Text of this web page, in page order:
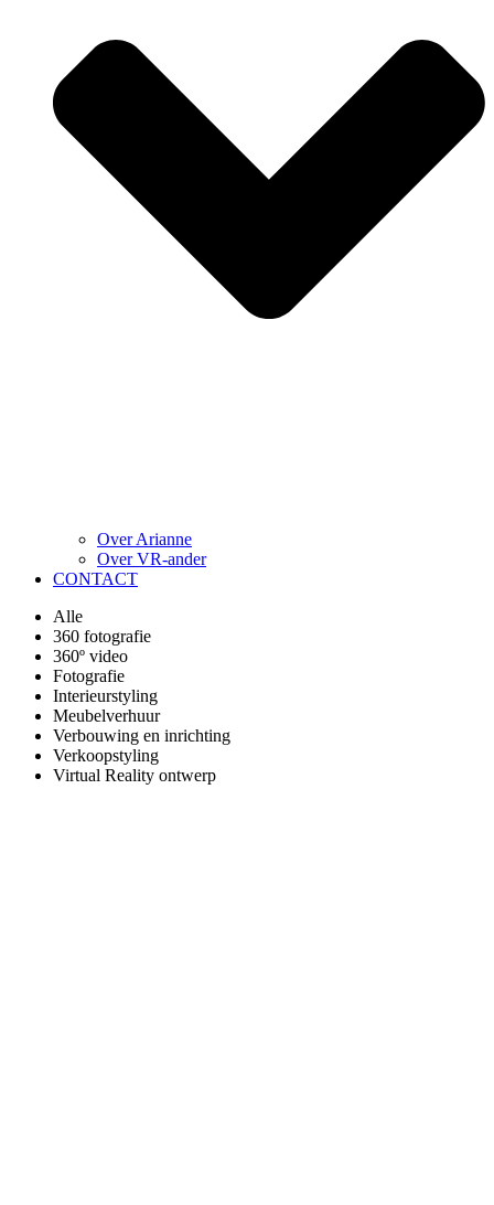
Over Arianne
Over VR-ander
CONTACT
Alle
360 fotografie
360º video
Fotografie
Interieurstyling
Meubelverhuur
Verbouwing en inrichting
Verkoopstyling
Virtual Reality ontwerp